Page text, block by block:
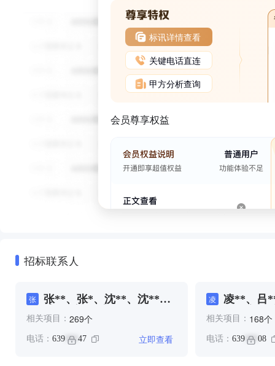
标讯详情查看
关键电话直连
甲方分析查询
会员尊享权益
招标联系人
张
张**、张*、沈**、沈**、
相关项目： 269个
电话： 639 *** 47 立即查看
凌
凌**、吕
**
相关项目： 168个
电话： 639*** 08